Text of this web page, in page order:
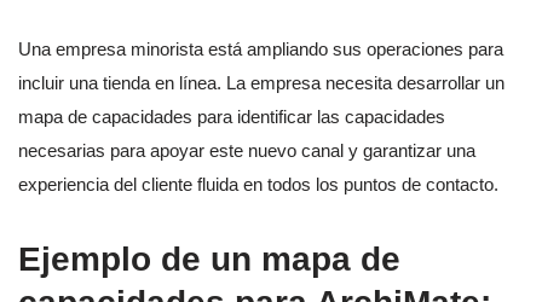
Una empresa minorista está ampliando sus operaciones para
incluir una tienda en línea. La empresa necesita desarrollar un
mapa de capacidades para identificar las capacidades
necesarias para apoyar este nuevo canal y garantizar una
experiencia del cliente fluida en todos los puntos de contacto.
Ejemplo de un mapa de